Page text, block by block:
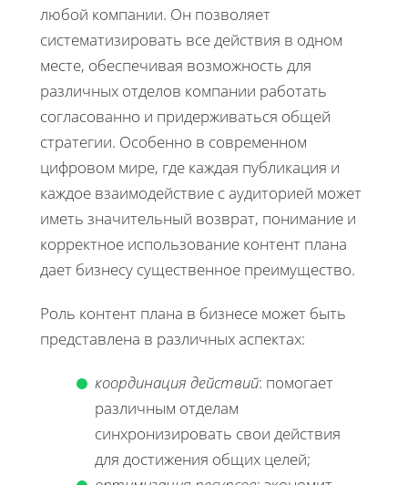
любой компании. Он позволяет
систематизировать все действия в одном
месте, обеспечивая возможность для
различных отделов компании работать
согласованно и придерживаться общей
стратегии. Особенно в современном
цифровом мире, где каждая публикация и
каждое взаимодействие с аудиторией может
иметь значительный возврат, понимание и
корректное использование контент плана
дает бизнесу существенное преимущество.
Роль контент плана в бизнесе может быть
представлена в различных аспектах:
координация действий: помогает
различным отделам
синхронизировать свои действия
для достижения общих целей;